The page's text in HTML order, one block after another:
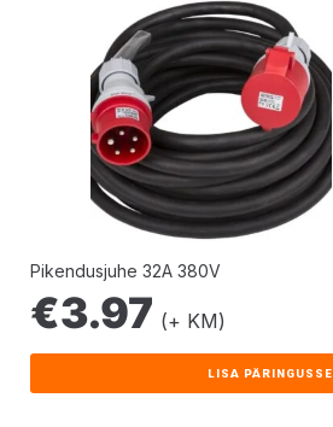
Pikendusjuhe 32A 380V
€3.97 (+ KM)
LISA PÄRINGUSSE